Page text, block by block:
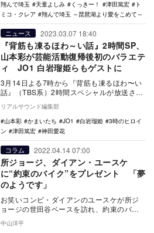
翔んで埼玉
天童よしみ くっきー！ 津田篤宏
ト
ミコ・クレア
翔んで埼玉 ～琵琶湖より愛をこめて～
ニュース 2023.03.07 18:40
『背筋も凍るほわ～い話』2時間SP、
山本彩が芸能活動復帰後初のバラエテ
ィ JO1 白岩瑠姫らもゲストに
3月14日よる7時から『背筋も凍るほわ〜い
話』（TBS系）2時間スペシャルが放送され
る。 番組では、あなたも襲われるかもし
れ…
リアルサウンド編集部
山本彩
かまいたち JO1 白岩瑠姫
3時のヒロイ
ン
津田篤宏 神田愛花
コラム 2022.04.14 07:00
所ジョージ、ダイアン・ユースケ
に“約束のバイク”をプレゼント 「夢
のようです」
お笑いコンビ・ダイアンのユースケが所ジ
ョージの世田谷ベースを訪れ、約束のバイ
クをプレゼントされた。これを受け、ファ
ンから「本当に…
中山洋平